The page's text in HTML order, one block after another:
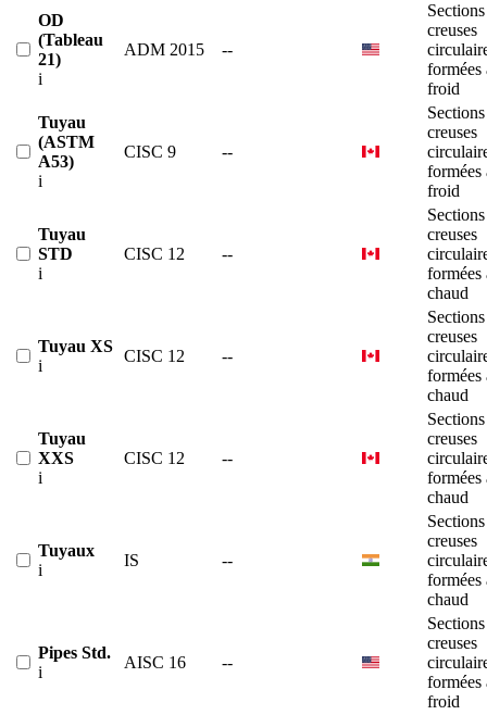
OD
(Tableau
21)
i
ADM 2015 --
Sections
creuses
formées
froid
Tuyau
(ASTM
A53)
i
CISC 9 --
Sections
creuses
formées
froid
Tuyau
STD
i
CISC 12 --
Sections
creuses
formées
chaud
Tuyau XS
i
CISC 12 --
Sections
creuses
formées
chaud
Tuyau
XXS
i
CISC 12 --
Sections
creuses
formées
chaud
Tuyaux
i
IS --
Sections
creuses
formées
chaud
Pipes Std.
i
AISC 16 --
Sections
creuses
formées
froid